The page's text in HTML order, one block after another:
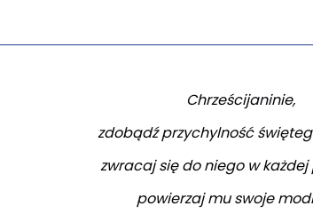
Chrześcijaninie,
zdobądź przychylność
zwracaj się do niego w każdej
powierzaj mu swoje